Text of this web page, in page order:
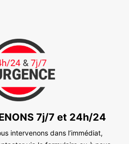
7j/7 et 24h/24
intervenons dans l’immédiat,